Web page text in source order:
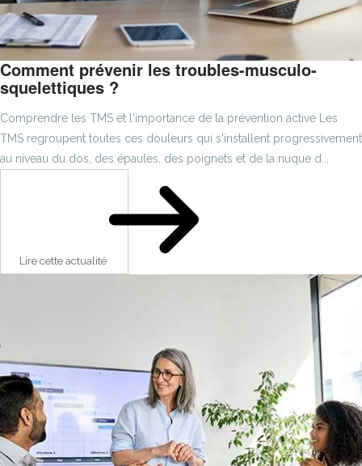
Comment prévenir les troubles-musculo-
squelettiques ?
Comprendre les TMS et l'importance de la prévention active Les
TMS regroupent toutes ces douleurs qui s'installent progressivement
au niveau du dos, des épaules, des poignets et de la nuque d...
Lire cette actualité